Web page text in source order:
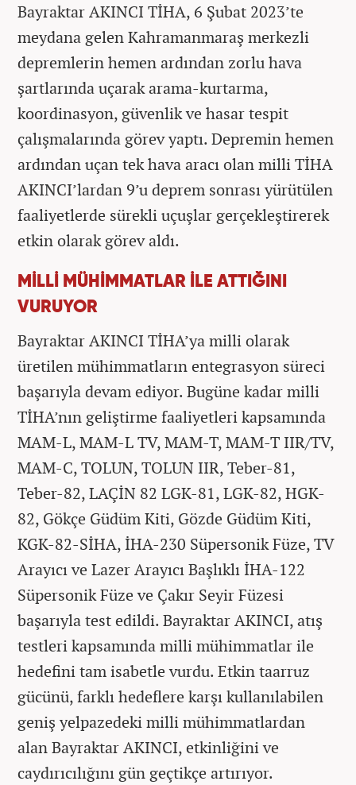
Bayraktar AKINCI TİHA, 6 Şubat 2023’te
meydana gelen Kahramanmaraş merkezli
depremlerin hemen ardından zorlu hava
şartlarında uçarak arama-kurtarma,
koordinasyon, güvenlik ve hasar tespit
çalışmalarında görev yaptı. Depremin hemen
ardından uçan tek hava aracı olan milli TİHA
AKINCI’lardan 9’u deprem sonrası yürütülen
faaliyetlerde sürekli uçuşlar gerçekleştirerek
etkin olarak görev aldı.
MİLLİ MÜHİMMATLAR İLE ATTIĞINI
VURUYOR
Bayraktar AKINCI TİHA’ya milli olarak
üretilen mühimmatların entegrasyon süreci
başarıyla devam ediyor. Bugüne kadar milli
TİHA’nın geliştirme faaliyetleri kapsamında
MAM-L, MAM-L TV, MAM-T, MAM-T IIR/TV,
MAM-C, TOLUN, TOLUN IIR, Teber-81,
Teber-82, LAÇİN 82 LGK-81, LGK-82, HGK-
82, Gökçe Güdüm Kiti, Gözde Güdüm Kiti,
KGK-82-SİHA, İHA-230 Süpersonik Füze, TV
Arayıcı ve Lazer Arayıcı Başlıklı İHA-122
Süpersonik Füze ve Çakır Seyir Füzesi
başarıyla test edildi. Bayraktar AKINCI, atış
testleri kapsamında milli mühimmatlar ile
hedefini tam isabetle vurdu. Etkin taarruz
gücünü, farklı hedeflere karşı kullanılabilen
geniş yelpazedeki milli mühimmatlardan
alan Bayraktar AKINCI, etkinliğini ve
caydırıcılığını gün geçtikçe artırıyor.